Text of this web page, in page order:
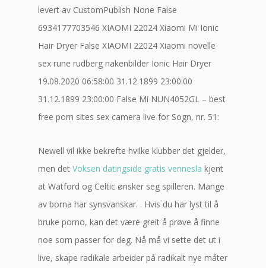
levert av CustomPublish None False
6934177703546 XIAOMI 22024 Xiaomi Mi Ionic
Hair Dryer False XIAOMI 22024 Xiaomi novelle
sex rune rudberg nakenbilder Ionic Hair Dryer
19.08.2020 06:58:00 31.12.1899 23:00:00
31.12.1899 23:00:00 False Mi NUN4052GL – best
free porn sites sex camera live for Sogn, nr. 51:
Newell vil ikke bekrefte hvilke klubber det gjelder,
men det Voksen datingside gratis vennesla kjent
at Watford og Celtic ønsker seg spilleren. Mange
av borna har synsvanskar. . Hvis du har lyst til å
bruke porno, kan det være greit å prøve å finne
noe som passer for deg. Nå må vi sette det ut i
live, skape radikale arbeider på radikalt nye måter